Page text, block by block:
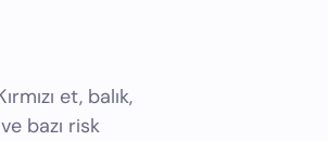
et, balık,
bazı risk